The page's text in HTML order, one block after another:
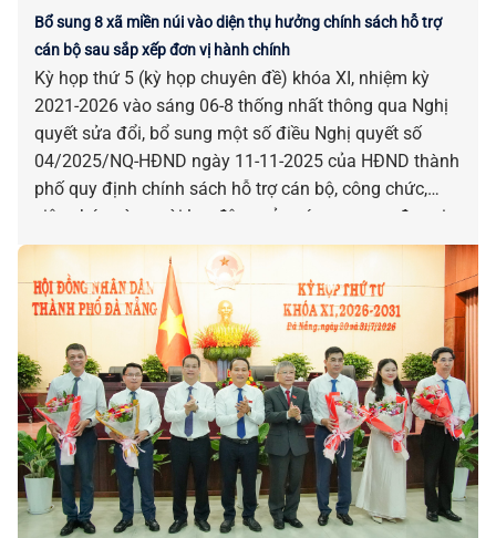
Bổ sung 8 xã miền núi vào diện thụ hưởng chính sách hỗ trợ
cán bộ sau sắp xếp đơn vị hành chính
Kỳ họp thứ 5 (kỳ họp chuyên đề) khóa XI, nhiệm kỳ
2021-2026 vào sáng 06-8 thống nhất thông qua Nghị
quyết sửa đổi, bổ sung một số điều Nghị quyết số
04/2025/NQ-HĐND ngày 11-11-2025 của HĐND thành
phố quy định chính sách hỗ trợ cán bộ, công chức,
viên chức và người lao động của các cơ quan, đơn vị
bị tác động, ảnh hưởng do sắp xếp đơn vị hành chính.